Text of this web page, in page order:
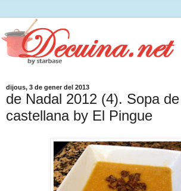
dijous, 3 de gener del 2013
de Nadal 2012 (4). Sopa
castellana by El Pingue